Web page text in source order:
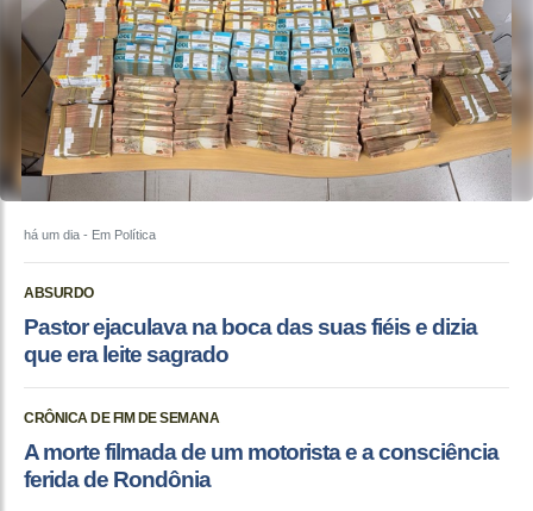
há um dia - Em Política
ABSURDO
Pastor ejaculava na boca das suas fiéis e dizia
que era leite sagrado
CRÔNICA DE FIM DE SEMANA
A morte filmada de um motorista e a consciência
ferida de Rondônia